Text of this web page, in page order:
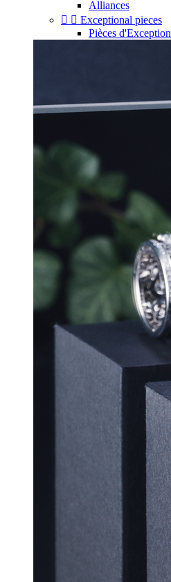
Alliances
  Exceptional pieces
Pièces d'Exception